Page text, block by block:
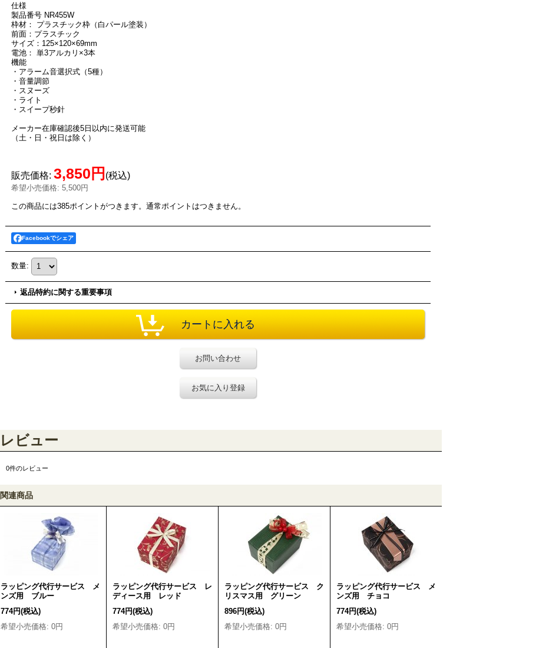
仕様
製品番号 NR455W
枠材： プラスチック枠（白パール塗装）
前面：プラスチック
サイズ：125×120×69mm
電池： 単3アルカリ×3本
機能
・アラーム音選択式（5種）
・音量調節
・スヌーズ
・ライト
・スイープ秒針
メーカー在庫確認後5日以内に発送可能
（土・日・祝日は除く）
販売価格: 3,850円 (税込)
希望小売価格: 5,500円
この商品には385ポイントがつきます。通常ポイントはつきません。
Facebookでシェア
数量:
返品特約に関する重要事項
お問い合わせ
お気に入り登録
レビュー
0件のレビュー
関連商品
ラッピング代行サービス メ
ンズ用 ブルー
774円(税込)
希望小売価格: 0円
ラッピング代行サービス レ
ディース用 レッド
774円(税込)
希望小売価格: 0円
ラッピング代行サービス ク
リスマス用 グリーン
896円(税込)
希望小売価格: 0円
ラッピング代行サービス メ
ンズ用 チョコ
774円(税込)
希望小売価格: 0円